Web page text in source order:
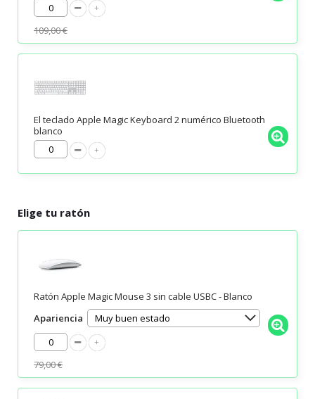
109,00 €
El teclado Apple Magic Keyboard 2 numérico Bluetooth
blanco
Elige tu ratón
Ratón Apple Magic Mouse 3 sin cable USBC - Blanco
Apariencia
79,00 €